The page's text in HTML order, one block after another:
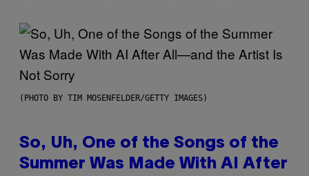
(PHOTO BY TIM MOSENFELDER/GETTY IMAGES)
So, Uh, One of the Songs of the
Summer Was Made With AI After